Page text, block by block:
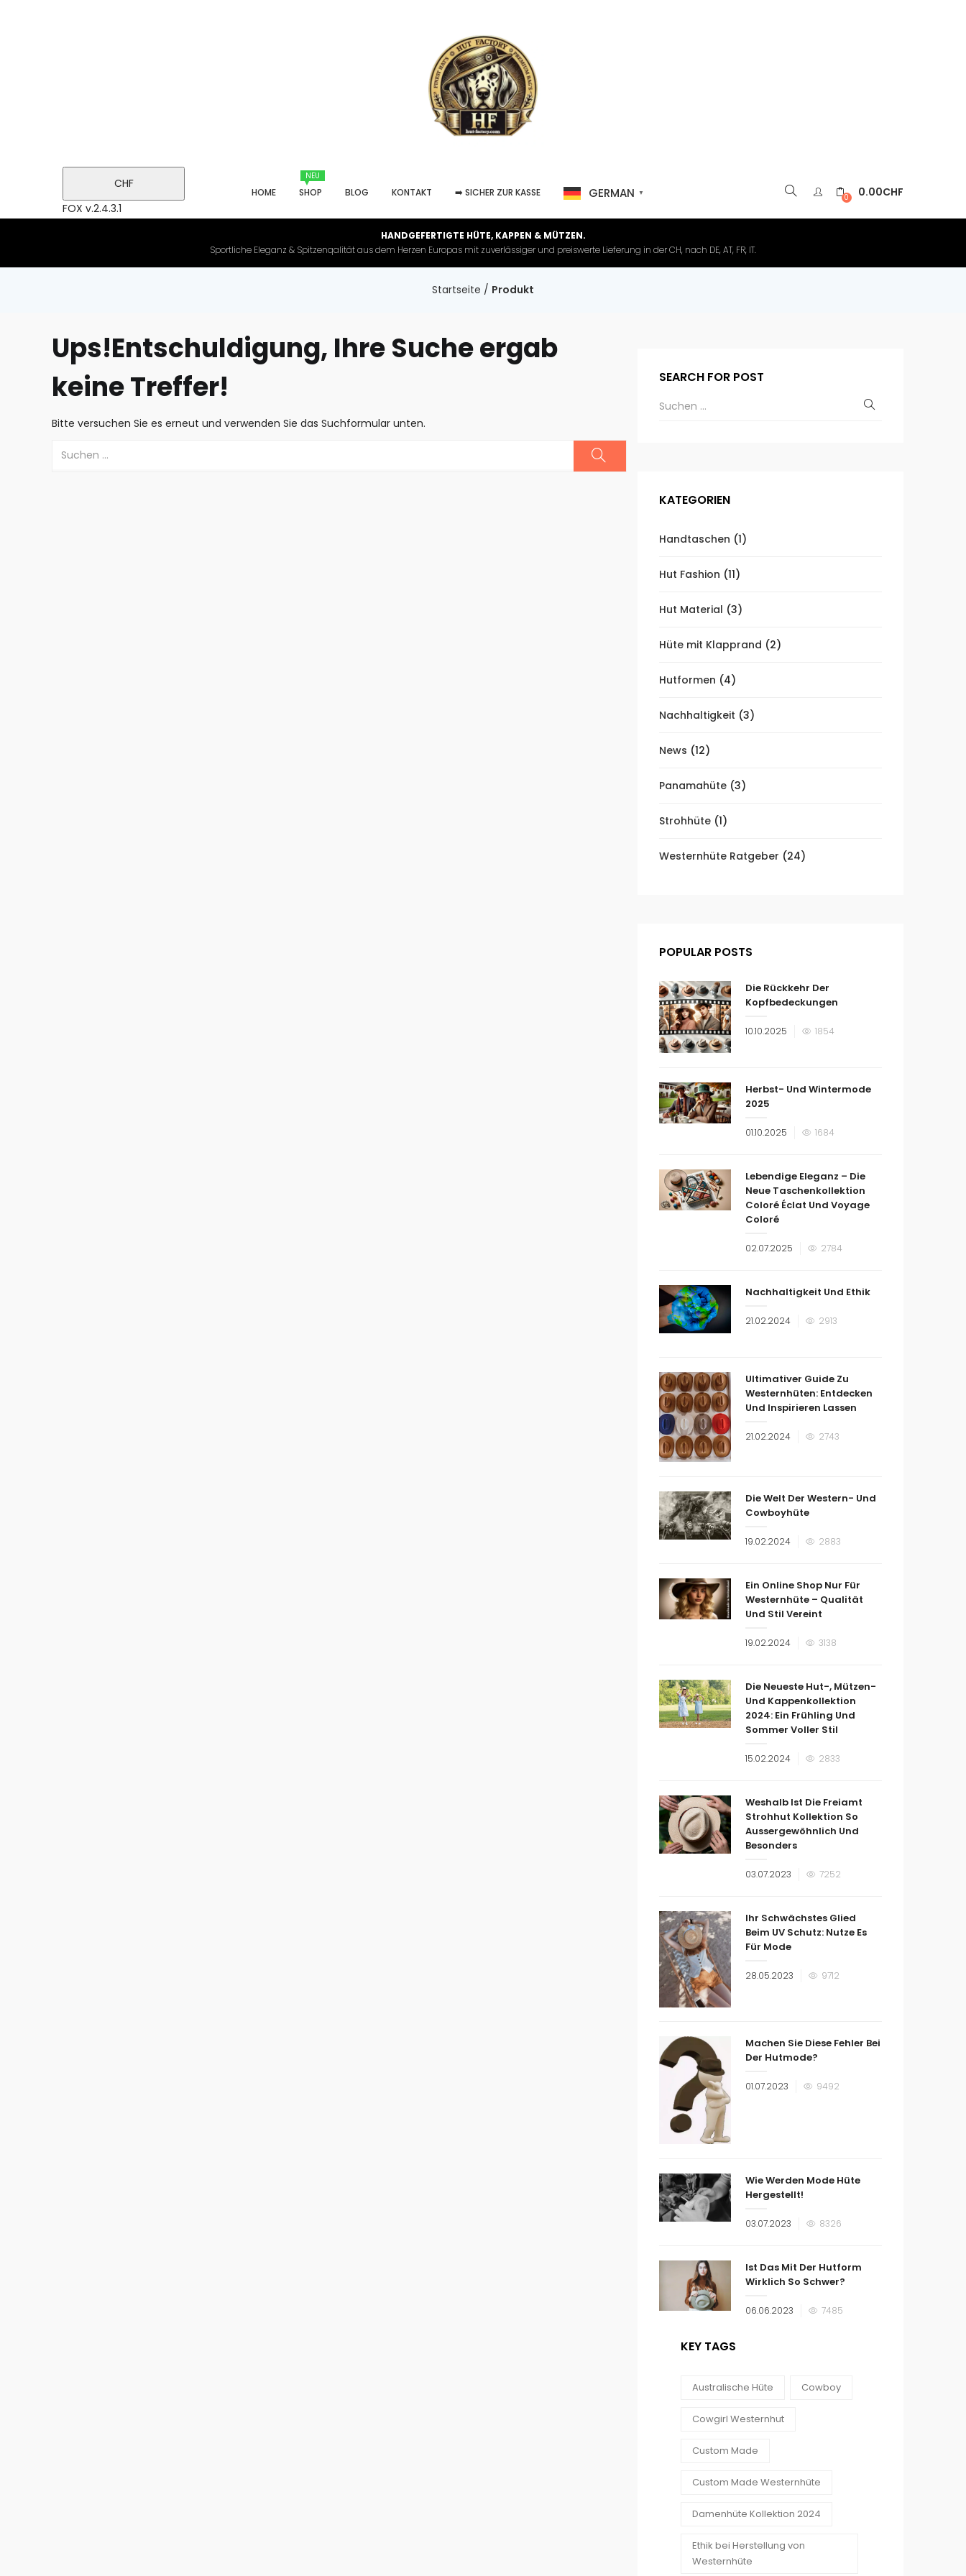
CHF
FOX v.2.4.3.1
HOME
NEU
SHOP BLOG KONTAKT ➡️ SICHER ZUR KASSE GERMAN ▼ 0 0.00CHF
HANDGEFERTIGTE HÜTE, KAPPEN & MÜTZEN.
Sportliche Eleganz & Spitzenqalität aus dem Herzen Europas mit zuverlässiger und preiswerte Lieferung in der CH, nach DE, AT, FR, IT.
Startseite / Produkt
Ups!Entschuldigung, Ihre Suche ergab
keine Treffer!
Bitte versuchen Sie es erneut und verwenden Sie das Suchformular unten.
SEARCH FOR POST
KATEGORIEN
Handtaschen (1)
Hut Fashion (11)
Hut Material (3)
Hüte mit Klapprand (2)
Hutformen (4)
Nachhaltigkeit (3)
News (12)
Panamahüte (3)
Strohhüte (1)
Westernhüte Ratgeber (24)
POPULAR POSTS
Die Rückkehr Der
Kopfbedeckungen
Veröffentlicht
10.10.2025 1854
Herbst- Und Wintermode
2025
Veröffentlicht
01.10.2025 1684
Lebendige Eleganz – Die
Neue Taschenkollektion
Coloré Éclat Und Voyage
Coloré
Veröffentlicht
02.07.2025 2784
Nachhaltigkeit Und Ethik
Veröffentlicht
21.02.2024 2913
Ultimativer Guide Zu
Westernhüten: Entdecken
Und Inspirieren Lassen
Veröffentlicht
21.02.2024 2743
Die Welt Der Western- Und
Cowboyhüte
Veröffentlicht
19.02.2024 2883
Ein Online Shop Nur Für
Westernhüte – Qualität
Und Stil Vereint
Veröffentlicht
19.02.2024 3138
Die Neueste Hut-, Mützen-
Und Kappenkollektion
2024: Ein Frühling Und
Sommer Voller Stil
Veröffentlicht
15.02.2024 2833
Weshalb Ist Die Freiamt
Strohhut Kollektion So
Aussergewöhnlich Und
Besonders
Veröffentlicht
03.07.2023 7252
Ihr Schwächstes Glied
Beim UV Schutz: Nutze Es
Für Mode
Veröffentlicht
28.05.2023 9712
Machen Sie Diese Fehler Bei
Der Hutmode?
Veröffentlicht
01.07.2023 9492
Wie Werden Mode Hüte
Hergestellt!
Veröffentlicht
03.07.2023 8326
Ist Das Mit Der Hutform
Wirklich So Schwer?
Veröffentlicht
06.06.2023 7485
KEY TAGS
Australische Hüte Cowboy
Cowgirl Westernhut
Custom Made
Custom Made Westernhüte
Damenhüte Kollektion 2024
Ethik bei Herstellung von
Westernhüte